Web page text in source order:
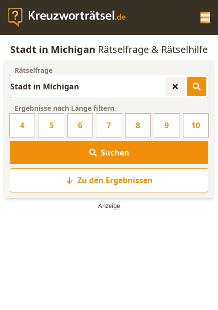
KREUZWORTRÄTSEL-HILFE
WORTLISTE
Stadt in Michigan Rätselfrage & Rätselhilfe
Rätselfrage
Ergebnisse nach Länge filtern
4 5 6 7 8 9 10
Suchen
Zu den Ergebnissen